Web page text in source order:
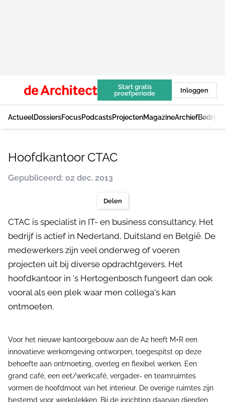
Start gratis
proefperiode
Inloggen
ActueelDossiersFocusPodcastsProjectenMagazineArchief
Hoofdkantoor CTAC
Gepubliceerd: 02 dec. 2013
Delen
CTAC is specialist in IT- en business consultancy. Het
bedrijf is actief in Nederland, Duitsland en België. De
medewerkers zijn veel onderweg of voeren
projecten uit bij diverse opdrachtgevers. Het
hoofdkantoor in 's Hertogenbosch fungeert dan ook
vooral als een plek waar men collega's kan
ontmoeten.
Voor het nieuwe kantoorgebouw aan de A2 heeft M+R een
innovatieve werkomgeving ontworpen, toegespitst op deze
behoefte aan ontmoeting, overleg en flexibel werken. Een
grand café, een eet/werkcafé, vergader- en teamruimtes
vormen de hoofdmoot van het interieur. De overige ruimtes zijn
bestemd voor werkplekken. Bij de inrichting daarvan dienden